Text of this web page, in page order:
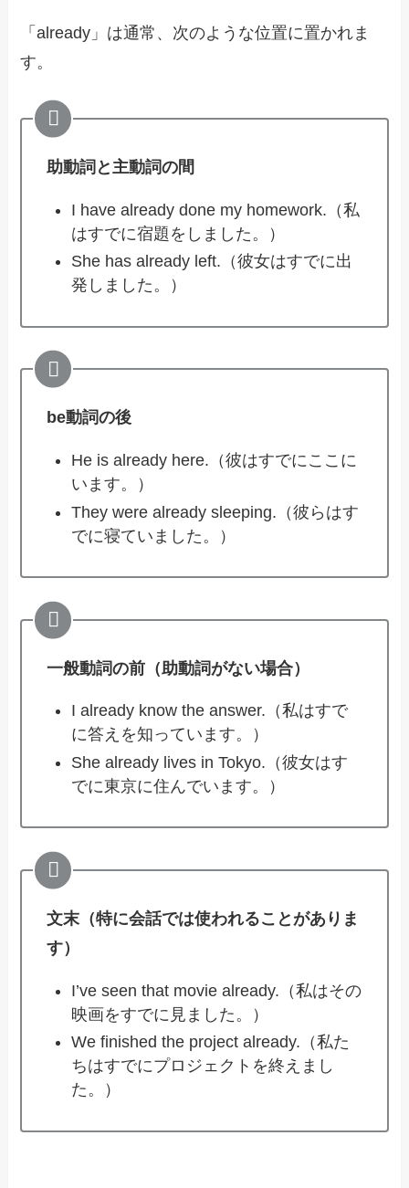
「already」は通常、次のような位置に置かれま
す。
助動詞と主動詞の間
I have already done my homework.（私
はすでに宿題をしました。）
She has already left.（彼女はすでに出
発しました。）
be動詞の後
He is already here.（彼はすでにここに
います。）
They were already sleeping.（彼らはす
でに寝ていました。）
一般動詞の前（助動詞がない場合）
I already know the answer.（私はすで
に答えを知っています。）
She already lives in Tokyo.（彼女はす
でに東京に住んでいます。）
文末（特に会話では使われることがありま
す）
I’ve seen that movie already.（私はその
映画をすでに見ました。）
We finished the project already.（私た
ちはすでにプロジェクトを終えまし
た。）